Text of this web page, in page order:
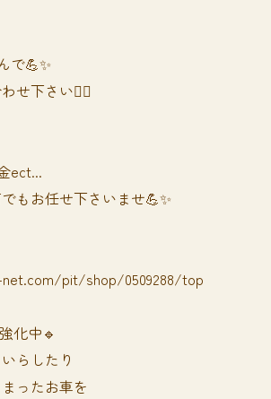
で💪✨
せ下さい🙆‍♀️
ect...
もお任せ下さいませ💪✨
pit/shop/0509288/top
化中🔹
らしたり
ったお車を